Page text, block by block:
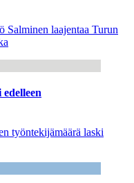
Salminen laajentaa Turun
työntekijämäärä laski